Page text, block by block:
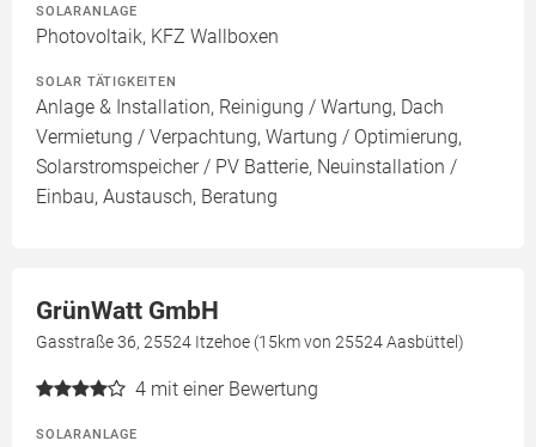
SOLARANLAGE
Photovoltaik, KFZ Wallboxen
SOLAR TÄTIGKEITEN
Anlage & Installation, Reinigung / Wartung, Dach
Vermietung / Verpachtung, Wartung / Optimierung,
Solarstromspeicher / PV Batterie, Neuinstallation /
Einbau, Austausch, Beratung
GrünWatt GmbH
Gasstraße 36, 25524 Itzehoe (15km von 25524 Aasbüttel)
4 mit einer Bewertung
SOLARANLAGE